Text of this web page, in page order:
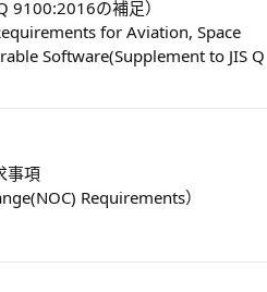
9100:2016の補足）
for Aviation, Space
Software(Supplement to JIS Q
事項
Requirements）